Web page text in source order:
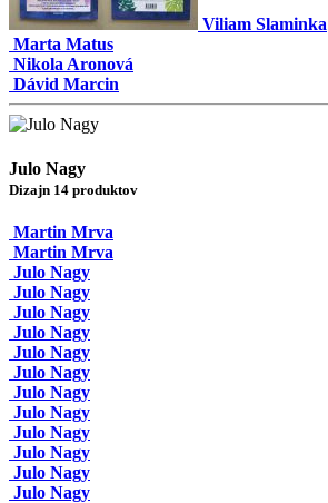
Viliam Slaminka
Marta Matus
Nikola Aronová
Dávid Marcin
Julo Nagy
Dizajn 14 produktov
Martin Mrva
Martin Mrva
Julo Nagy
Julo Nagy
Julo Nagy
Julo Nagy
Julo Nagy
Julo Nagy
Julo Nagy
Julo Nagy
Julo Nagy
Julo Nagy
Julo Nagy
Julo Nagy